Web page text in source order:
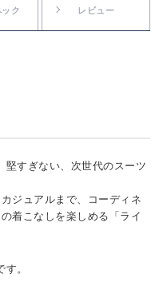
ク レビュー
すぎない、次世代のスーツ
ジュアルまで、コーディネ
着こなしを楽しめる「ライ
。